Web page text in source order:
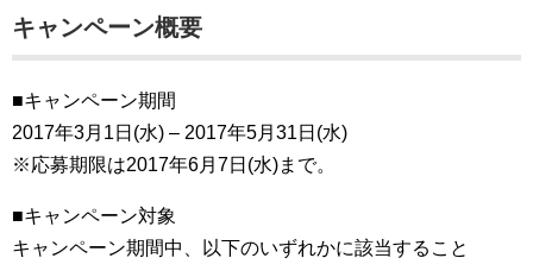
キャンペーン概要
■キャンペーン期間
2017年3月1日(水) – 2017年5月31日(水)
※応募期限は2017年6月7日(水)まで。
■キャンペーン対象
キャンペーン期間中、以下のいずれかに該当すること